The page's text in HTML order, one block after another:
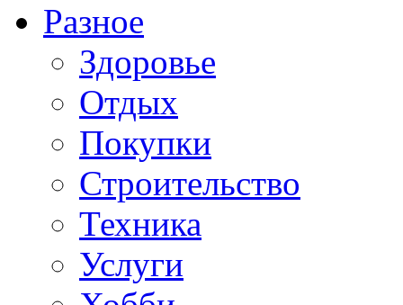
Разное
Здоровье
Отдых
Покупки
Строительство
Техника
Услуги